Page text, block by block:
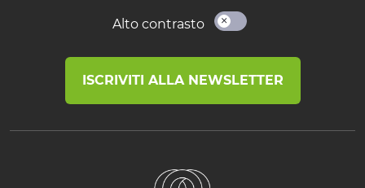
Alto contrasto
ISCRIVITI ALLA NEWSLETTER